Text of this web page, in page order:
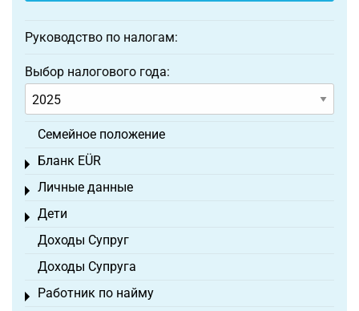
Руководство по налогам:
Выбор налогового года:
Семейное положение
Бланк EÜR
Toggle menu
Личные данные
Toggle menu
Дети
Toggle menu
Доходы Супруг
Доходы Супруга
Работник по найму
Toggle menu